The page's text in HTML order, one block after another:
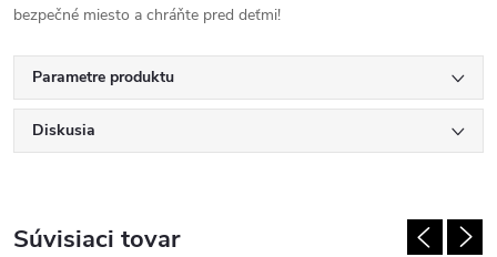
bezpečné miesto a chráňte pred deťmi!
Parametre produktu
Diskusia
Súvisiaci tovar